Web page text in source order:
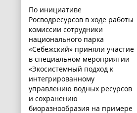
По инициативе
Росводресурсов в ходе работы
комиссии сотрудники
национального парка
«Себежский» приняли участие
в специальном мероприятии
«Экосистемный подход к
интегрированному
управлению водных ресурсов
и сохранению
биоразнообразия на примере